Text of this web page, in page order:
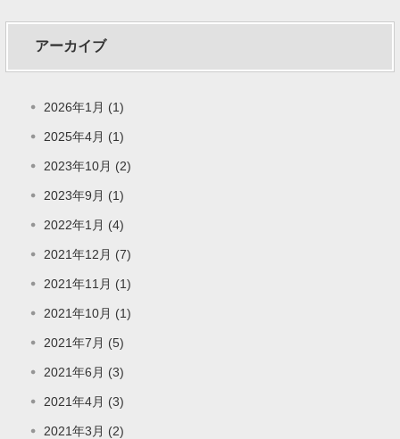
アーカイブ
2026年1月 (1)
2025年4月 (1)
2023年10月 (2)
2023年9月 (1)
2022年1月 (4)
2021年12月 (7)
2021年11月 (1)
2021年10月 (1)
2021年7月 (5)
2021年6月 (3)
2021年4月 (3)
2021年3月 (2)